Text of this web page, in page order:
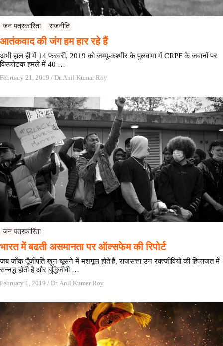
जन पत्रकारिता राजनीति
आतंकवाद की जंग हम हार रहे हैं
अभी हाल ही में 14 फरवरी, 2019 को जम्मू-कश्मीर के पुलवामा में CRPF के जवानों पर
विस्फोटक हमले में 40 …
February 21, 2019 / Dr. Anil Kumar Roy
जन पत्रकारिता
भारत में बढती असमानता पर ऑक्सफेम की रिपोर्ट
जब जोंक पूँजीपति खून चूसने में मशगूल होते हैं, राजसत्ता उन रक्त्जीवियों की हिफाजत में
सन्नद्ध होती है और बुद्धिजीवी …
February 1, 2019 / Dr. Anil Kumar Roy